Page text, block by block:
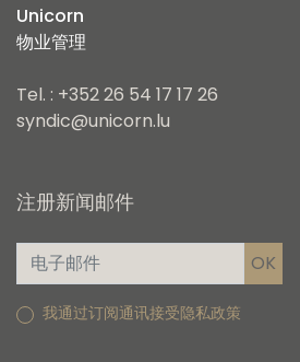
Unicorn
物业管理
Tel. : +352 26 54 17 17 26
syndic@unicorn.lu
注册新闻邮件
我通过订阅通讯接受隐私政策